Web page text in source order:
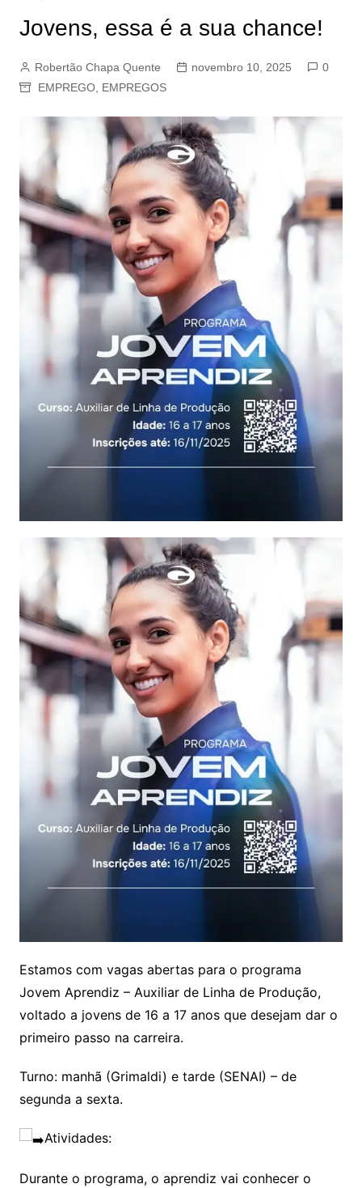
Jovens, essa é a sua chance!
Robertão Chapa Quente novembro 10, 2025
0
EMPREGO, EMPREGOS
Estamos com vagas abertas para o programa
Jovem Aprendiz – Auxiliar de Linha de Produção,
voltado a jovens de 16 a 17 anos que desejam dar o
primeiro passo na carreira.
Turno: manhã (Grimaldi) e tarde (SENAI) – de
segunda a sexta.
Atividades:
Durante o programa, o aprendiz vai conhecer o